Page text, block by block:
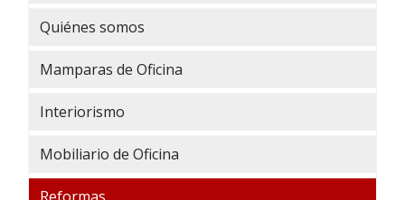
Quiénes somos
Mamparas de Oficina
Interiorismo
Mobiliario de Oficina